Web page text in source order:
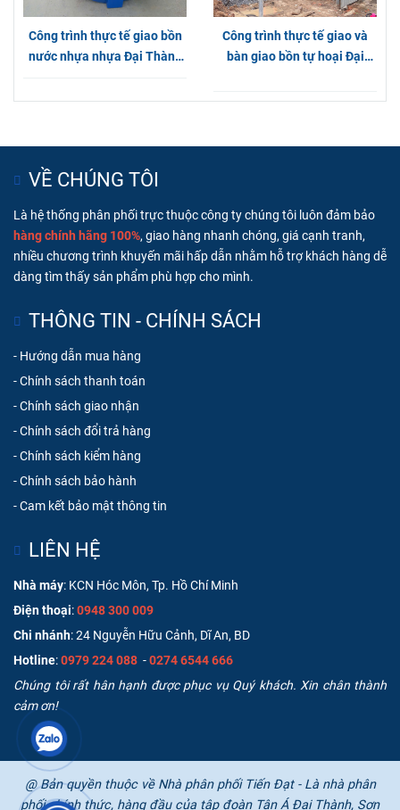
Công trình thực tế giao bồn
nước nhựa nhựa Đại Thành
Công trình thực tế giao và
bàn giao bồn tự hoại Đại
Dương
VỀ CHÚNG TÔI
Là hệ thống phân phối trực thuộc công ty chúng tôi luôn đảm bảo
hàng chính hãng 100%, giao hàng nhanh chóng, giá cạnh tranh,
nhiều chương trình khuyến mãi hấp dẫn nhằm hỗ trợ khách hàng dễ
dàng tìm thấy sản phẩm phù hợp cho mình.
THÔNG TIN - CHÍNH SÁCH
- Hướng dẫn mua hàng
-Chính sách thanh toán
-Chính sách giao nhận
-Chính sách đổi trả hàng
-Chính sách kiểm hàng
-Chính sách bảo hành
-Cam kết bảo mật thông tin
LIÊN HỆ
Nhà máy: KCN Hóc Môn, Tp. Hồ Chí Minh
Điện thoại:0948 300 009
Chi nhánh: 24 Nguyễn Hữu Cảnh, Dĩ An, BD
Hotline:0979 224 088 -0274 6544 666
Chúng tôi rất hân hạnh được phục vụ Quý khách. Xin chân thành
cảm ơn!
@ Bản quyền thuộc về Nhà phân phối Tiến Đạt - Là nhà phân
phối chính thức, hàng đầu của tập đoàn Tân Á Đại Thành, Sơn